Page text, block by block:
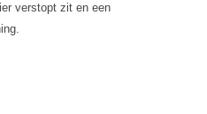
verstopt zit en een